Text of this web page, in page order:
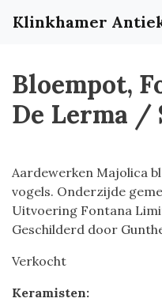
Klinkhamer
Bloempot,
De Lerma /
Aardewerken Majolica
vogels. Onderzijde
Uitvoering Fontana
Geschilderd door
Verkocht
Keramisten: